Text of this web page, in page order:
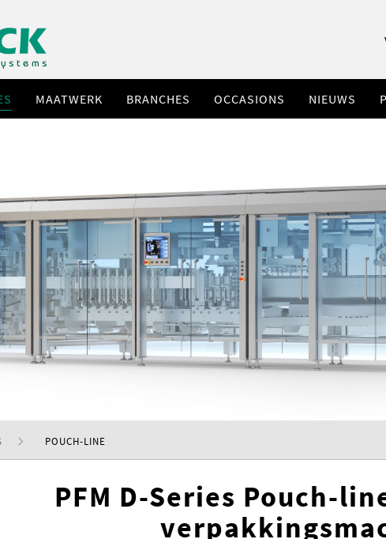
MAATWERK BRANCHES OCCASIONS NIEUWS
POUCH-LINE
PFM D-Series Pouch-